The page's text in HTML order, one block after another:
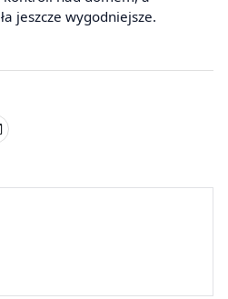
jeszcze wygodniejsze.